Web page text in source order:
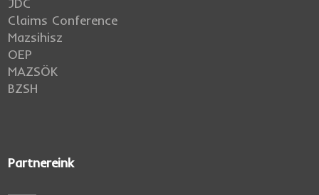
JDC
Claims Conference
Mazsihisz
OEP
MAZSÖK
BZSH
Partnereink